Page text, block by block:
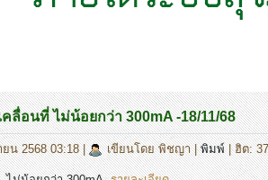
ลื่อนที่ ไม่น้อยกว่า 300mA -18/11/68
น 2568 03:18| เขียนโดย พิชญา|พิมพ์| ฮิต: